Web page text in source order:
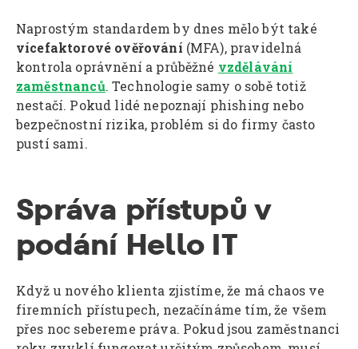
Naprostým standardem by dnes mělo být také
vícefaktorové ověřování (MFA), pravidelná
kontrola oprávnění a průběžné vzdělávání
zaměstnanců. Technologie samy o sobě totiž
nestačí. Pokud lidé nepoznají phishing nebo
bezpečnostní rizika, problém si do firmy často
pustí sami.
Správa přístupů v
podání Hello IT
Když u nového klienta zjistíme, že má chaos ve
firemních přístupech, nezačínáme tím, že všem
přes noc sebereme práva. Pokud jsou zaměstnanci